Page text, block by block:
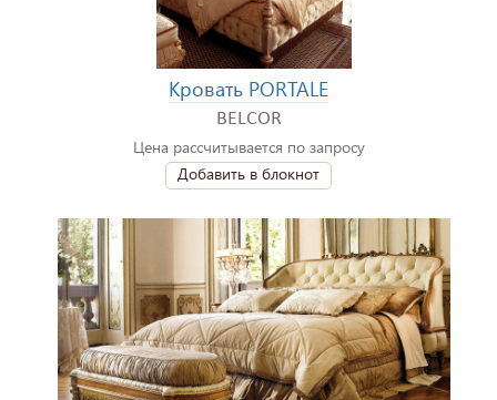
Кровать PORTALE
BELCOR
Цена рассчитывается по запросу
Добавить в блокнот